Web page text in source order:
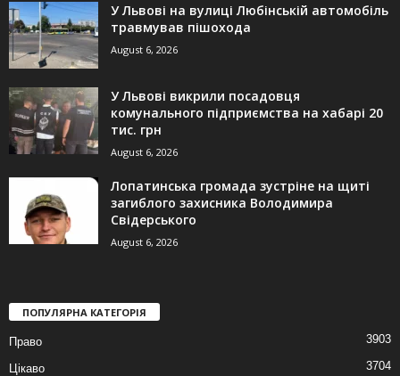
У Львові на вулиці Любінській автомобіль
травмував пішохода
August 6, 2026
У Львові викрили посадовця
комунального підприємства на хабарі 20
тис. грн
August 6, 2026
Лопатинська громада зустріне на щиті
загиблого захисника Володимира
Свідерського
August 6, 2026
ПОПУЛЯРНА КАТЕГОРІЯ
Право 3903
Цікаво 3704